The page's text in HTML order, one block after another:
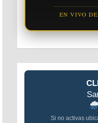
EN VIVO
Si no activas